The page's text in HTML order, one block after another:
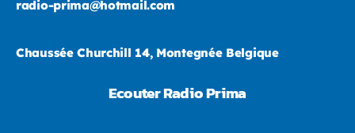
radio-prima@hotmail.com
Chaussée Churchill 14, Montegnée Belgique
Ecouter Radio Prima